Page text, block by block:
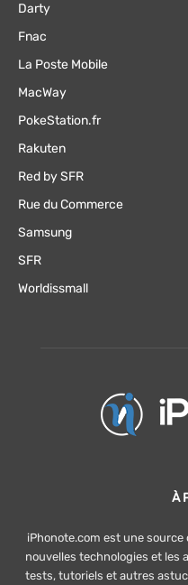
Darty
Fnac
La Poste Mobile
MacWay
PokeStation.fr
Rakuten
Red by SFR
Rue du Commerce
Samsung
SFR
Worldissmall
À
iPhonote.com est une
nouvelles technologies et les
tests, tutoriels et autres